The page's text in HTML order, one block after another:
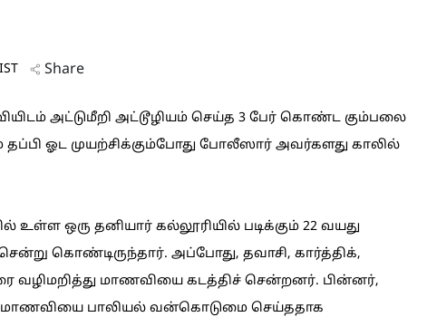
Share
அட்டுமீறி அட்டூழியம் செய்த 3 பேர் கொண்ட கும்பலை
தப்பி ஓட முயற்சிக்கும்போது போலீஸார் அவர்களது காலில்
உள்ள ஒரு தனியார் கல்லூரியில் படிக்கும் 22 வயது
கொண்டிருந்தார். அப்போது, தவாசி, கார்த்திக்,
வழிமறித்து மாணவியை கடத்திச் சென்றனர். பின்னர்,
மாணவியை பாலியல் வன்கொடுமை செய்ததாக